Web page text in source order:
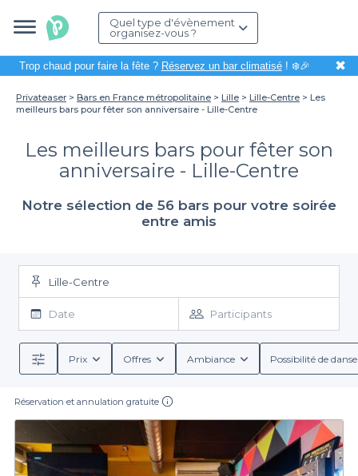
Quel type d'évènement
organisez-vous ?
Trop chaud pour faire la fête ? Réservez un bar climatisé! ❄️🎉 ✖
Privateaser Bars en France métropolitaine Lille Lille-Centre
Les
meilleurs bars pour fêter son anniversaire - Lille-Centre
Les meilleurs bars pour fêter son
anniversaire - Lille-Centre
Notre sélection de 56 bars pour votre soirée
entre amis
Lille-Centre
Date Participants
Prix Offres Ambiance Possibilité de
Réservation et annulation gratuite